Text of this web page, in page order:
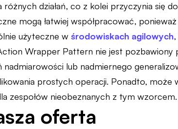
działań, co z kolei przyczynia się
mogą łatwiej współpracować,
użyteczne w środowiskach agilowych
Wrapper Pattern nie jest
lub nadmiernego
prostych operacji. Ponadto, może
zespołów nieobeznanych z tym wzorcem.
oferta